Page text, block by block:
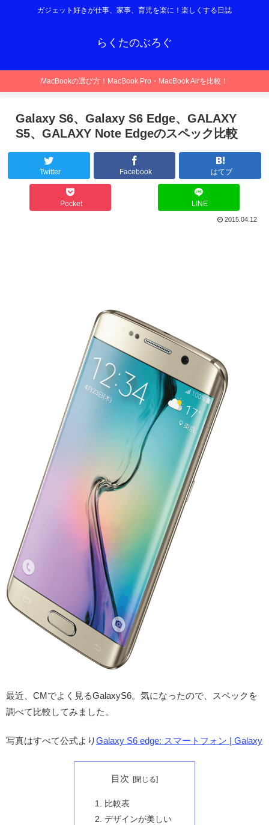
ガジェット好きが仕事、家事、育児を楽に！楽しくする日誌
らくたのぶろぐ
MacBookの選び方！MacBook Pro・MacBook Airを比較！
Galaxy S6、Galaxy S6 Edge、GALAXY
S5、GALAXY Note Edgeのスペック比較
Twitter Facebook はてブ
Pocket LINE
2015.04.12
最近、CMでよく見るGalaxyS6。気になったので、スペックを
調べて比較してみました。
写真はすべて公式よりGalaxy S6 edge: スマートフォン | Galaxy
目次
比較表
デザインが美しい